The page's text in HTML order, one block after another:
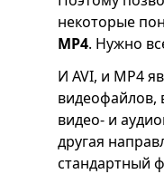
некоторые
MP4. Нужно
И AVI, и MP4
видеофайлов,
видео- и
другая
стандартный